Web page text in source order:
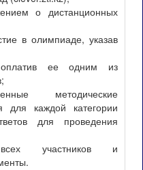
о дистанционных
в олимпиаде, указав
оплатив ее одним из
методические
для каждой категории
для проведения
участников и